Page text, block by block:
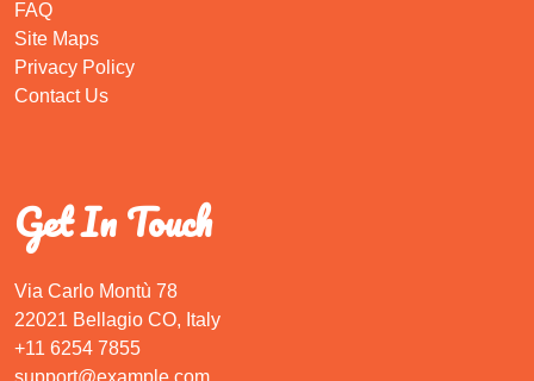
FAQ
Site Maps
Privacy Policy
Contact Us
Get In Touch
Via Carlo Montù 78
22021 Bellagio CO, Italy
+11 6254 7855
support@example.com